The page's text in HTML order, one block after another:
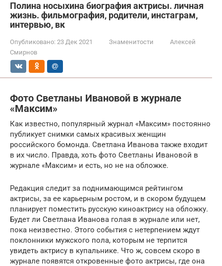
Полина носыхина биография актрисы. личная
жизнь. фильмография, родители, инстаграм,
интервью, вк
Опубликовано: 23 Дек 2021 Знаменитости
Алексей
Смирнов
Фото Светланы Ивановой в журнале
«Максим»
Как известно, популярный журнал «Максим» постоянно
публикует снимки самых красивых женщин
российского бомонда. Светлана Иванова также входит
в их число. Правда, хоть фото Светланы Ивановой в
журнале «Максим» и есть, но не на обложке.
Редакция следит за поднимающимся рейтингом
актрисы, за ее карьерным ростом, и в скором будущем
планирует поместить русскую киноактрису на обложку.
Будет ли Светлана Иванова голая в журнале или нет,
пока неизвестно. Этого события с нетерпением ждут
поклонники мужского пола, которым не терпится
увидеть актрису в купальнике. Что ж, совсем скоро в
журнале появятся откровенные фото актрисы, где она